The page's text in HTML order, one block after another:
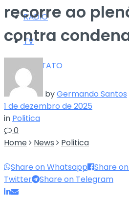
RÁDIO
TV
CONTATO
recorre ao
contra
byGermando Santos
1 de dezembro de 2025
in Politica
0
Home
News Politica
Share on Whatsapp Share
Twitter
Share on Telegram